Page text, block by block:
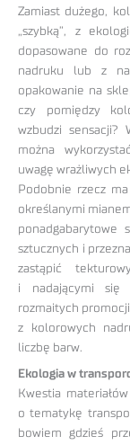
Zamiast dużego,
„szybką”, z
dopasowane do
nadruku lub z
opakowanie na
czy pomiędzy
wzbudzi
można
uwagę wrażliwych
Podobnie rzecz
określanymi
ponadgabarytowe
sztucznych i
zastąpić
i nadającymi się
rozmaitych
z kolorowych
liczbę barw.
Ekologia w
Kwestia
o tematykę
bowiem gdzieś